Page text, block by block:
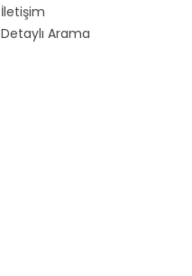
İletişim
Detaylı Arama